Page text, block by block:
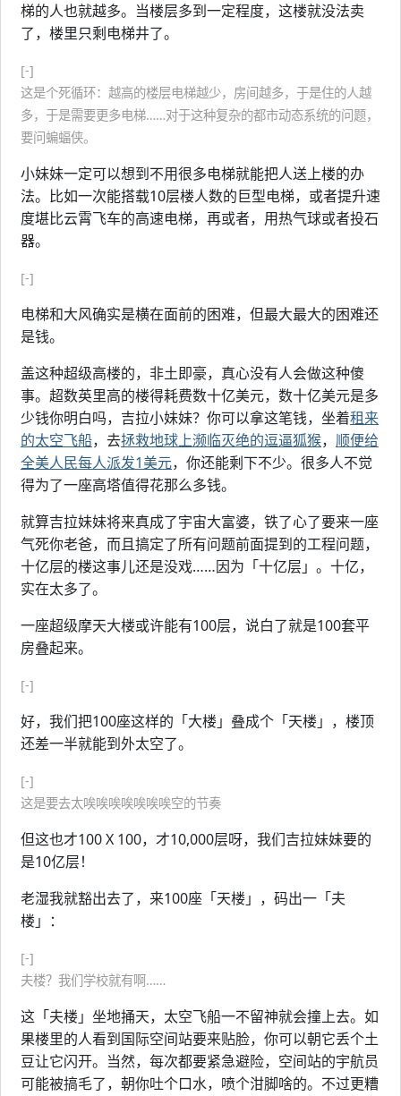
梯的人也就越多。当楼层多到一定程度，这楼就没法卖
了，楼里只剩电梯井了。
[-]
这是个死循环：越高的楼层电梯越少，房间越多，于是住的人越
多，于是需要更多电梯……对于这种复杂的都市动态系统的问题，
要问蝙蝠侠。
小妹妹一定可以想到不用很多电梯就能把人送上楼的办
法。比如一次能搭载10层楼人数的巨型电梯，或者提升速
度堪比云霄飞车的高速电梯，再或者，用热气球或者投石
器。
[-]
电梯和大风确实是横在面前的困难，但最大最大的困难还
是钱。
盖这种超级高楼的，非土即豪，真心没有人会做这种傻
事。超数英里高的楼得耗费数十亿美元，数十亿美元是多
少钱你明白吗，吉拉小妹妹？你可以拿这笔钱，坐着租来
的太空飞船，去拯救地球上濒临灭绝的逗逼狐猴， 顺便给
全美人民每人派发1美元，你还能剩下不少。很多人不觉
得为了一座高塔值得花那么多钱。
就算吉拉妹妹将来真成了宇宙大富婆，铁了心了要来一座
气死你老爸，而且搞定了所有问题前面提到的工程问题，
十亿层的楼这事儿还是没戏……因为「十亿层」。十亿，
实在太多了。
一座超级摩天大楼或许能有100层，说白了就是100套平
房叠起来。
[-]
好，我们把100座这样的「大楼」叠成个「天楼」，楼顶
还差一半就能到外太空了。
[-]
这是要去太唉唉唉唉唉唉唉空的节奏
但这也才100 X 100，才10,000层呀，我们吉拉妹妹要的
是10亿层！
老湿我就豁出去了，来100座「天楼」，码出一「夫
楼」：
[-]
夫楼？我们学校就有啊……
这「夫楼」坐地捅天，太空飞船一不留神就会撞上去。如
果楼里的人看到国际空间站要来贴脸，你可以朝它丢个土
豆让它闪开。当然，每次都要紧急避险，空间站的宇航员
可能被搞毛了，朝你吐个口水，喷个泔脚啥的。不过更糟